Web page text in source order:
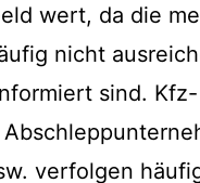
wert, da die
nicht
sind. Kfz-
verfolgen